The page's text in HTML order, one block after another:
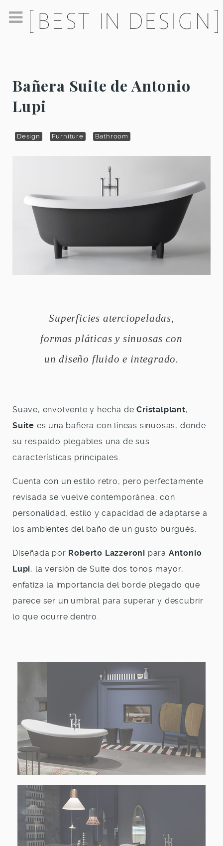
Bañera Suite de Antonio
Lupi
Design Furniture Bathroom
Superficies aterciopeladas,
formas pláticas y sinuosas con
un diseño fluido e integrado.
Suave, envolvente y hecha deCristalplant,
Suite es una bañera con líneas sinuosas, donde
su respaldo plegables una de sus
características principales.
Cuenta con un estilo retro, pero perfectamente
revisada se vuelve contemporánea, con
personalidad, estilo y capacidad de adaptarse a
los ambientes del baño de un gusto burgués.
Diseñada por Roberto Lazzeroni para Antonio
Lupi, la versión de Suite dos tonos mayor,
enfatiza la importancia del borde plegado que
parece ser un umbral para superar y descubrir
lo que ocurre dentro.